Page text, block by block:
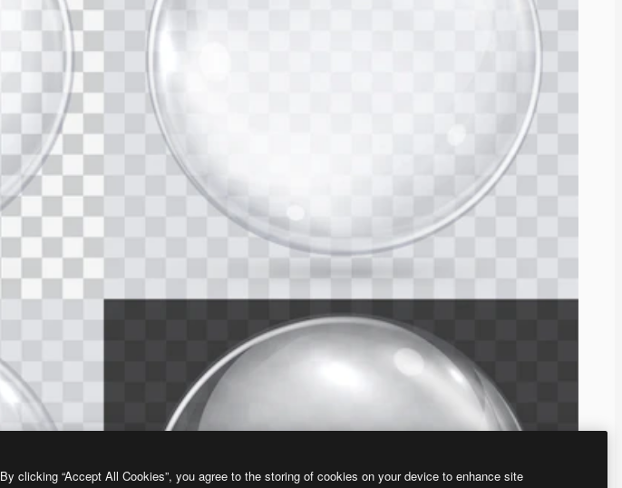
By clicking “Accept All Cookies”, you agree to the storing of cookies on your device to enhance site